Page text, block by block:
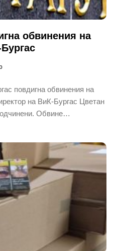
обвинения на
повдигна обвинения на
на ВиК-Бургас Цветан
Обвине…